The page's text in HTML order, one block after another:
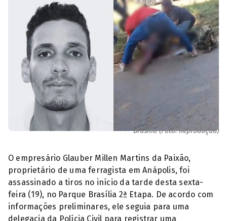
Glauber Millen Martins da Paixão, foi alvejado e morto no Parque
Brasília (Foto: Reprodução)
O empresário Glauber Millen Martins da Paixão,
proprietário de uma ferragista em Anápolis, foi
assassinado a tiros no início da tarde desta sexta-
feira (19), no Parque Brasília 2ª Etapa. De acordo com
informações preliminares, ele seguia para uma
delegacia da Polícia Civil para registrar uma